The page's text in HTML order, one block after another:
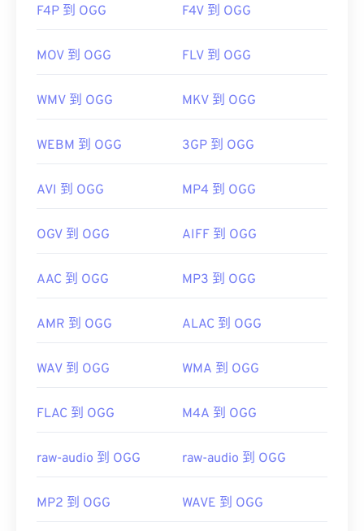
F4P 到 OGG F4V 到 OGG
MOV 到 OGG FLV 到 OGG
WMV 到 OGG MKV 到 OGG
WEBM 到 OGG 3GP 到 OGG
AVI 到 OGG MP4 到 OGG
OGV 到 OGG AIFF 到 OGG
AAC 到 OGG MP3 到 OGG
AMR 到 OGG ALAC 到 OGG
WAV 到 OGG WMA 到 OGG
FLAC 到 OGG M4A 到 OGG
raw-audio 到 OGG raw-audio 到 OGG
MP2 到 OGG WAVE 到 OGG